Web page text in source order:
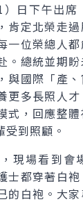
日下午出席
肯定北榮走
一位榮總人
。總統並期
與國際「產
更多長照人
式，回應整
到照顧。
現場看到會
士都穿著白
的白袍。大